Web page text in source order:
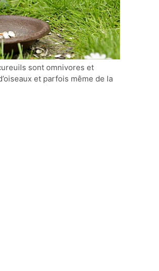
sont omnivores et
et parfois même de la